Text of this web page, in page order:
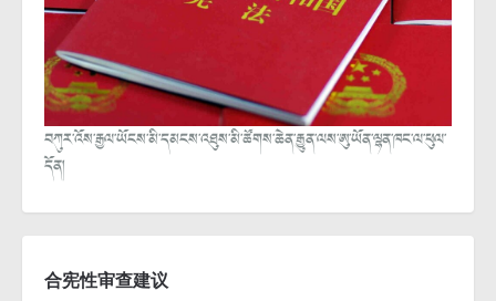
བཀུར་འོས་རྒྱལ་ཡོངས་མི་དམངས་འཐུས་མི་ཚོགས་ཆེན་རྒྱུན་ལས་ཨུ་ཡོན་ལྷན་ཁང་ལ་ཕུལ་
དོན།
合宪性审查建议